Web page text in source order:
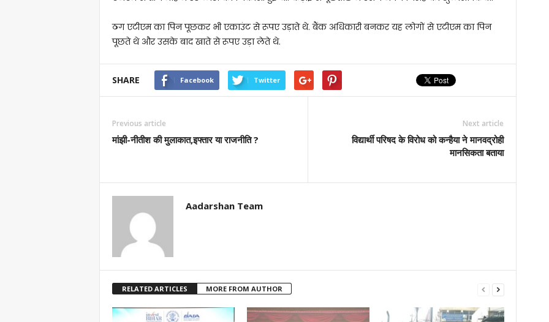
ठग एटीएम का पिन पूछकर भी एकाउंट से रूपए उड़ाते थे. बैंक अधिकारी बनकर यह लोगों से एटीएम का पिन
पूछते थे और उसके बाद खाते से रूपए उड़ा लेते थे.
SHARE Facebook Twitter
Previous article
मांझी-नीतीश की मुलाकात,इफ्तार या राजनीति ?
Next article
विद्यार्थी परिषद के विरोध को कन्हैया ने मानवद्रोही
मानसिकता बताया
Aadarshan Team
RELATED ARTICLES MORE FROM AUTHOR